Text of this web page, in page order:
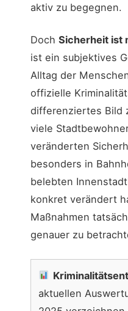
aktiv zu begegnen.
Doch Sicherheit ist
ist ein subjektives
Alltag der
offizielle
differenziertes Bild
viele
veränderten
besonders in
belebten
konkret verändert
Maßnahmen
genauer zu
aktuellen